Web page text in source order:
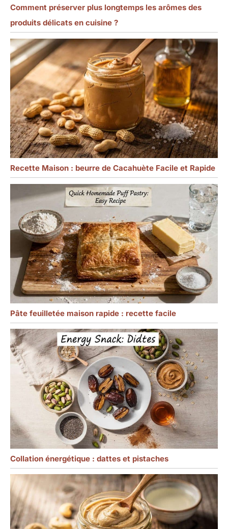
Comment préserver plus longtemps les arômes des
produits délicats en cuisine ?
Recette Maison : beurre de Cacahuète Facile et Rapide
Pâte feuilletée maison rapide : recette facile
Collation énergétique : dattes et pistaches